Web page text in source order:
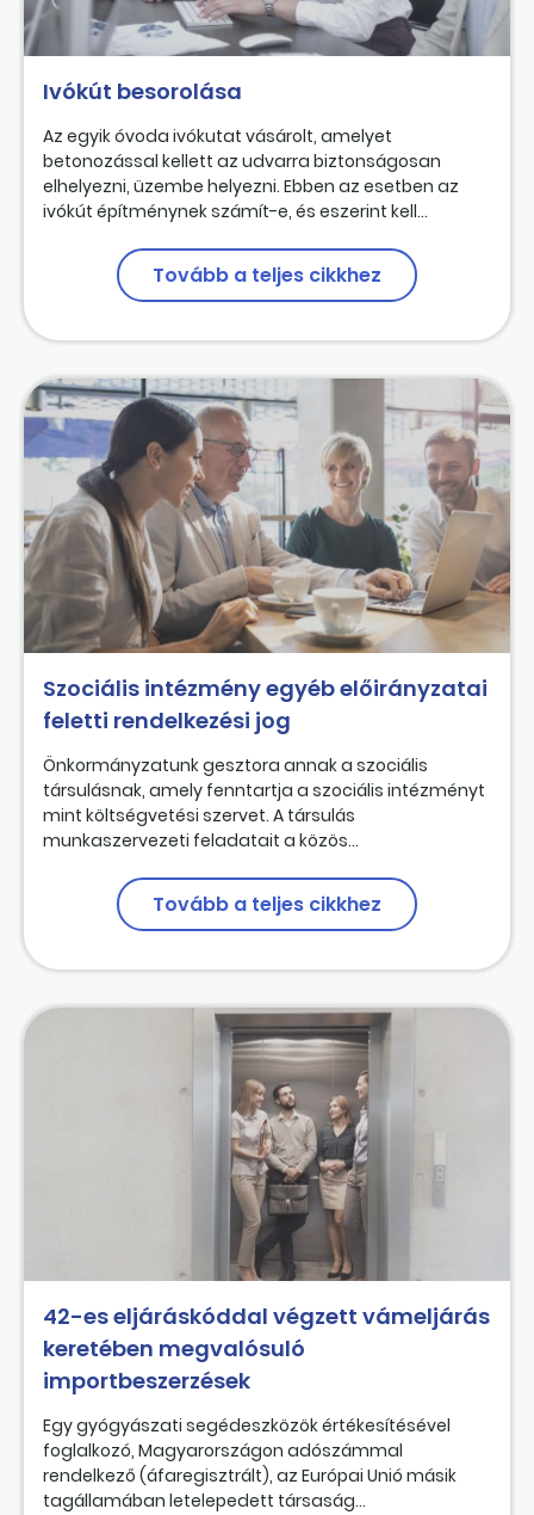
Ivókút besorolása
Az egyik óvoda ivókutat vásárolt, amelyet
betonozással kellett az udvarra biztonságosan
elhelyezni, üzembe helyezni. Ebben az esetben az
ivókút építménynek számít-e, és eszerint kell...
Tovább a teljes cikkhez
Szociális intézmény egyéb előirányzatai
feletti rendelkezési jog
Önkormányzatunk gesztora annak a szociális
társulásnak, amely fenntartja a szociális intézményt
mint költségvetési szervet. A társulás
munkaszervezeti feladatait a közös...
Tovább a teljes cikkhez
42-es eljáráskóddal végzett vámeljárás
keretében megvalósuló
importbeszerzések
Egy gyógyászati segédeszközök értékesítésével
foglalkozó, Magyarországon adószámmal
rendelkező (áfaregisztrált), az Európai Unió másik
tagállamában letelepedett társaság...